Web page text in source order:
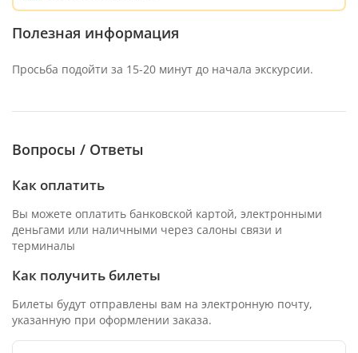
Полезная информация
Просьба подойти за 15-20 минут до начала экскурсии.
Вопросы / Ответы
Как оплатить
Вы можете оплатить банковской картой, электронными
деньгами или наличными через салоны связи и
терминалы
Как получить билеты
Билеты будут отправлены вам на электронную почту,
указанную при оформлении заказа.